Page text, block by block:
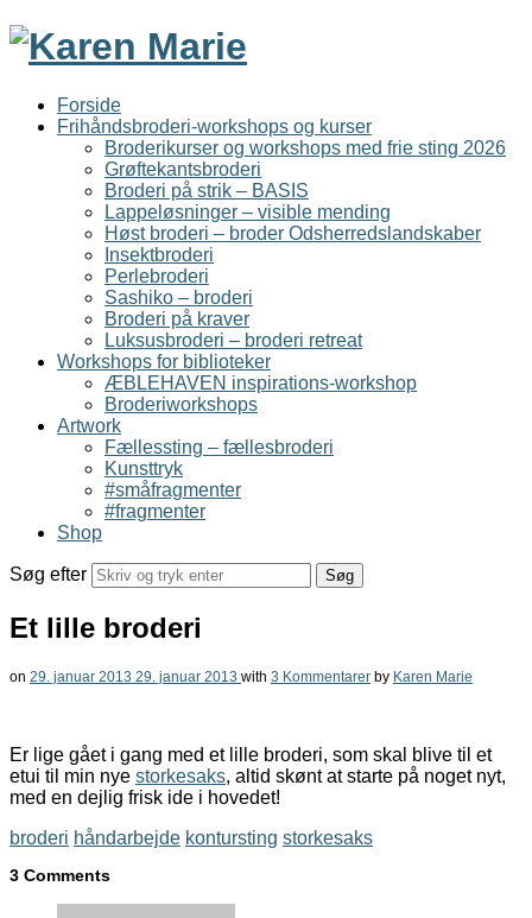
Karen
Marie
Forside
Frihåndsbroderi-workshops og kurser
Broderikurser og workshops med frie sting 2026
Grøftekantsbroderi
Broderi på strik – BASIS
Lappeløsninger – visible mending
Høst broderi – broder Odsherredslandskaber
Insektbroderi
Perlebroderi
Sashiko – broderi
Broderi på kraver
Luksusbroderi – broderi retreat
Workshops for biblioteker
ÆBLEHAVEN inspirations-workshop
Broderiworkshops
Artwork
Fællessting – fællesbroderi
Kunsttryk
#småfragmenter
#fragmenter
Shop
Søg efter
Et lille broderi
on 29. januar 2013 29. januar 2013 with 3 Kommentarer by Karen Marie
Er lige gået i gang med et lille broderi, som skal blive til et
etui til min nye storkesaks, altid skønt at starte på noget nyt,
med en dejlig frisk ide i hovedet!
broderi håndarbejde kontursting storkesaks
3 Comments